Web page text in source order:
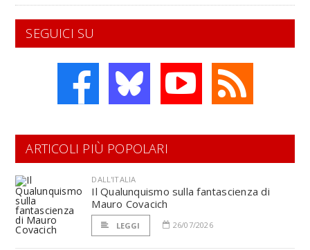
SEGUICI SU
ARTICOLI PIÙ POPOLARI
DALL'ITALIA
Il Qualunquismo sulla fantascienza di
Mauro Covacich
LEGGI 26/07/2026